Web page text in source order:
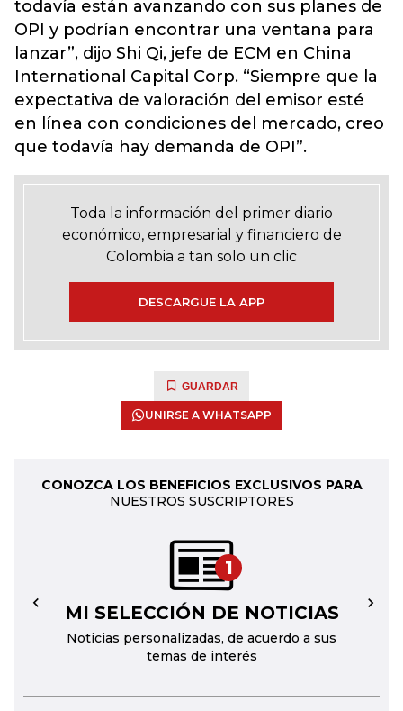
todavía están avanzando con sus planes de
OPI y podrían encontrar una ventana para
lanzar”, dijo Shi Qi, jefe de ECM en China
International Capital Corp. “Siempre que la
expectativa de valoración del emisor esté
en línea con condiciones del mercado, creo
que todavía hay demanda de OPI”.
Toda la información del primer diario
económico, empresarial y financiero de
Colombia a tan solo un clic
DESCARGUE LA APP
GUARDAR
UNIRSE A WHATSAPP
CONOZCA LOS BENEFICIOS EXCLUSIVOS PARA
NUESTROS SUSCRIPTORES
1
MI SELECCIÓN DE NOTICIAS
Noticias personalizadas, de acuerdo a sus
temas de interés
← →